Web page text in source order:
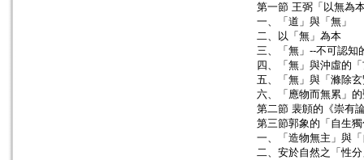
第一節 王弼「以無為
一、「道」與「無」
二、以「無」為本
三、「無」--不可認知
四、「無」與沖虛的
五、「無」與「滌除
六、「應物而無累」
第二節 裴頠的《崇有
第三節郭象的「自生
一、「造物無主」與
二、安於自然之「性